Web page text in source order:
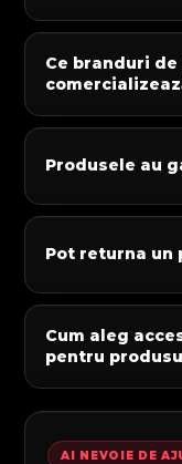
Ce branduri
Produsele au
Pot returna un
Cum aleg
pentru
AI NEVOIE DE